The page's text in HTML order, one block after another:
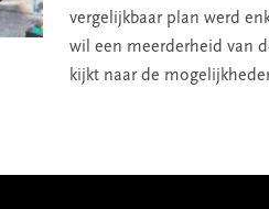
vergelijkbaar plan werd
wil een meerderheid van
kijkt naar de